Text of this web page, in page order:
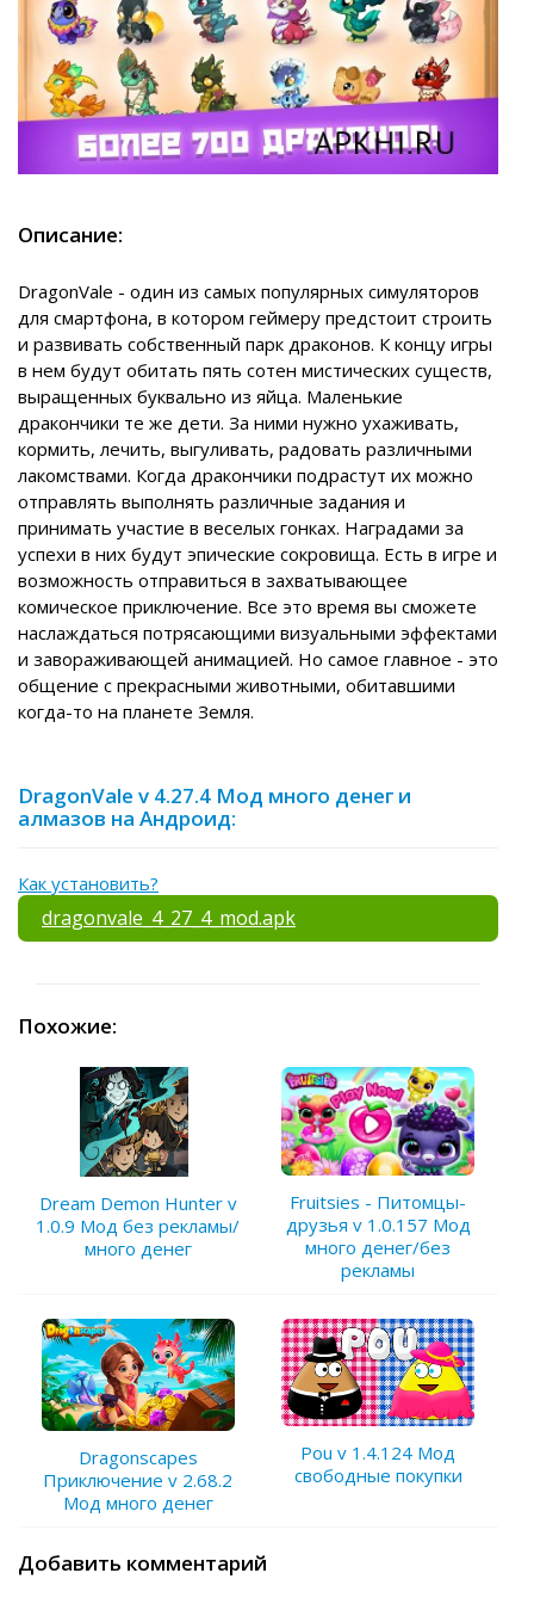
Описание:
DragonVale - один из самых популярных симуляторов
для смартфона, в котором геймеру предстоит строить
и развивать собственный парк драконов. К концу игры
в нем будут обитать пять сотен мистических существ,
выращенных буквально из яйца. Маленькие
дракончики те же дети. За ними нужно ухаживать,
кормить, лечить, выгуливать, радовать различными
лакомствами. Когда дракончики подрастут их можно
отправлять выполнять различные задания и
принимать участие в веселых гонках. Наградами за
успехи в них будут эпические сокровища. Есть в игре и
возможность отправиться в захватывающее
комическое приключение. Все это время вы сможете
наслаждаться потрясающими визуальными эффектами
и завораживающей анимацией. Но самое главное - это
общение с прекрасными животными, обитавшими
когда-то на планете Земля.
DragonVale v 4.27.4 Мод много денег и
алмазов на Андроид:
Как установить?
dragonvale_4_27_4_mod.apk
Похожие:
Dream Demon Hunter v
1.0.9 Мод без рекламы/
много денег
Fruitsies - Питомцы-
друзья v 1.0.157 Мод
много денег/без
рекламы
Dragonscapes
Приключение v 2.68.2
Мод много денег
Pou v 1.4.124 Мод
свободные покупки
Добавить комментарий